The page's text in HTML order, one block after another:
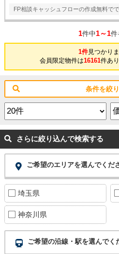
FP相談キャッシュフローの作成無料で
1件中1～1件
1件見つかり
会員限定物件は16161件あ
条件を絞
さらに絞り込んで検索する
ご希望のエリアを選んでくだ
埼玉県
神奈川県
ご希望の沿線・駅を選んでく